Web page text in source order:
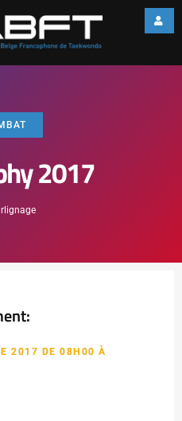
2017
2017 DE 08H00 À